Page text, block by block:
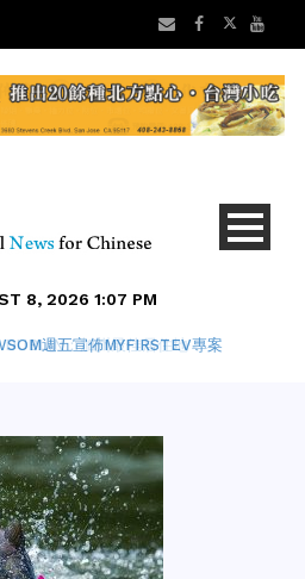
8, 2026 1:07 PM
週五宣佈MYFIRSTEV專案